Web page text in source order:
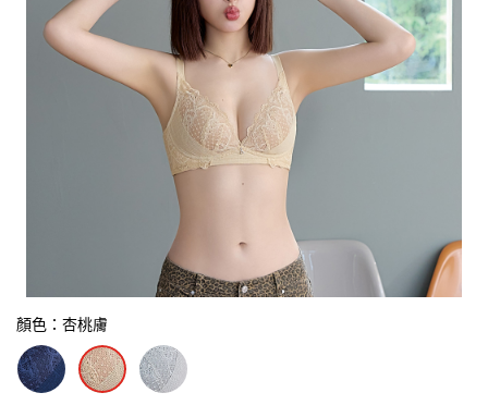
顏色：杏桃膚